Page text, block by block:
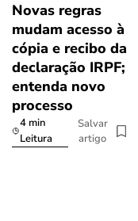
Novas regras
mudam acesso à
cópia e recibo da
declaração IRPF;
entenda novo
processo
4 min
Leitura
Salvar
artigo